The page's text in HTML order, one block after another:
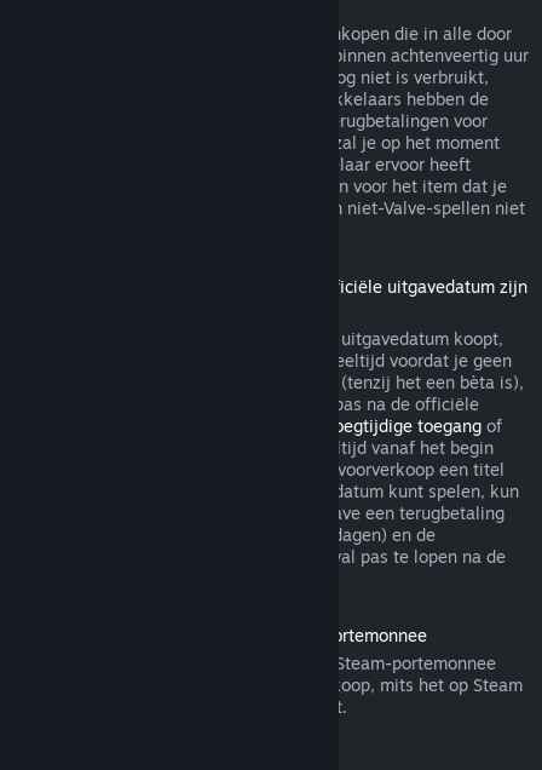
Steam biedt terugbetalingen aan voor aankopen die in alle door
Valve ontwikkelde spellen zijn gemaakt, binnen achtenveertig uur
na aankoop, zolang het item in het spel nog niet is verbruikt,
gewijzigd of overgedragen. Andere ontwikkelaars hebben de
mogelijkheid op deze voorwaarden ook terugbetalingen voor
items in hun spel in te schakelen. Steam zal je op het moment
van aankoop vertellen of de spelontwikkelaar ervoor heeft
gekozen om terugbetalingen aan te bieden voor het item dat je
koopt. Anders zijn aankopen in het spel in niet-Valve-spellen niet
Terugbetalingen voor titels die vóór de officiële uitgavedatum zijn
Als je een titel op Steam vóór de officiële uitgavedatum koopt,
geldt de limiet van maximaal twee uur speeltijd voordat je geen
recht meer hebt op een terugbetaling wel (tenzij het een bèta is),
maar de bedenktijd van 14 dagen begint pas na de officiële
Vroegtijdige toegangof
koopt, telt alle speeltijd vanaf het begin
mee voor de limiet van 2 uur. Als je in de voorverkoop een titel
koopt die je niet voor de officiële uitgavedatum kunt spelen, kun
je op ieder gewenst moment voor de uitgave een terugbetaling
aanvragen. De standaard bedenktijd (14 dagen) en de
speeltijdlimiet (2 uur) beginnen in dat geval pas te lopen na de
Terugbetalingen van saldo in de Steam-portemonnee
Je kunt een terugbetaling van saldo in je Steam-portemonnee
aanvragen binnen veertien dagen na aankoop, mits het op Steam
is gekocht en je er niets van hebt gebruikt.